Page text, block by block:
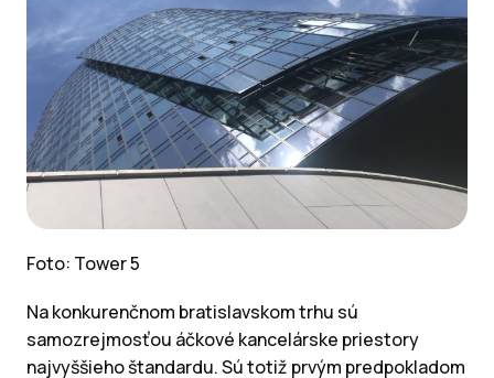
Foto: Tower 5
Na konkurenčnom bratislavskom trhu sú
samozrejmosťou áčkové kancelárske priestory
najvyššieho štandardu. Sú totiž prvým predpokladom